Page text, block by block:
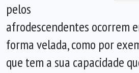
pelos
afrodescendentes ocorrem
forma velada, como por
que tem a sua capacidade